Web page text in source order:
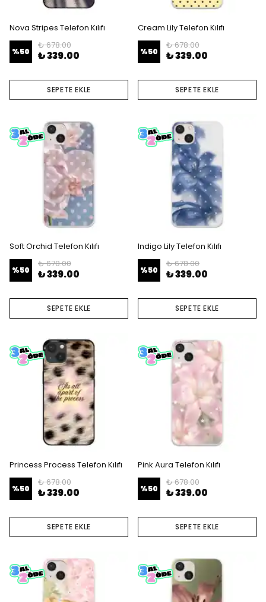
Nova Stripes Telefon Kılıfı
%50
₺ 678.00
₺ 339.00
SEPETE EKLE
Cream Lily Telefon Kılıfı
%50
₺ 678.00
₺ 339.00
SEPETE EKLE
Soft Orchid Telefon Kılıfı
%50
₺ 678.00
₺ 339.00
SEPETE EKLE
Indigo Lily Telefon Kılıfı
%50
₺ 678.00
₺ 339.00
SEPETE EKLE
Princess Process Telefon Kılıfı
%50
₺ 678.00
₺ 339.00
SEPETE EKLE
Pink Aura Telefon Kılıfı
%50
₺ 678.00
₺ 339.00
SEPETE EKLE